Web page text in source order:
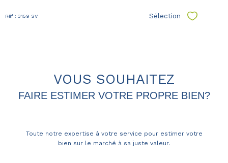
Réf : 3159 SV Sélection
VOUS SOUHAITEZ
FAIRE ESTIMER VOTRE PROPRE BIEN?
Toute notre expertise à votre service pour estimer votre
bien sur le marché à sa juste valeur.